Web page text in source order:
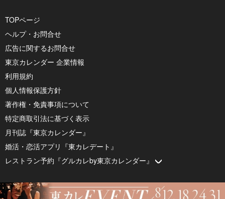
TOPページ
ヘルプ・お問合せ
広告に関するお問合せ
東京カレンダー 企業情報
利用規約
個人情報保護方針
著作権・免責事項について
特定商取引法に基づく表示
月刊誌『東京カレンダー』
婚活・恋活アプリ『東カレデート』
レストラン予約『グルカレby東京カレンダー』